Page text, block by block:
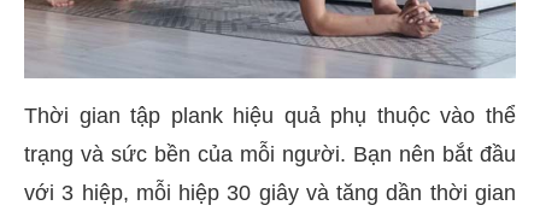
Thời gian tập plank hiệu quả phụ thuộc vào thể
trạng và sức bền của mỗi người. Bạn nên bắt đầu
với 3 hiệp, mỗi hiệp 30 giây và tăng dần thời gian